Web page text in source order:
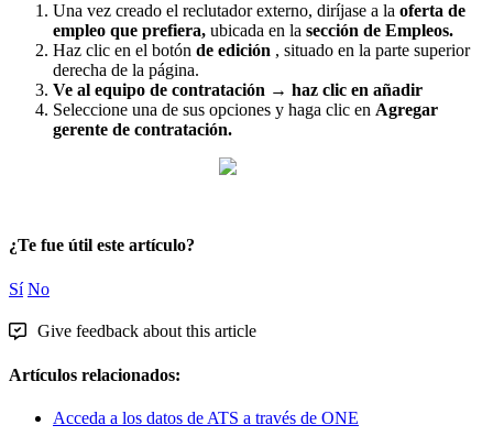
Una vez creado el reclutador externo, diríjase a la oferta de
empleo que prefiera, ubicada en la sección de Empleos.
Haz clic en el botón de edición , situado en la parte superior
derecha de la página.
Ve al equipo de contratación → haz clic en añadir
Seleccione una de sus opciones y haga clic en Agregar
gerente de contratación.
¿Te fue útil este artículo?
Sí No
Give feedback about this article
Artículos relacionados:
Acceda a los datos de ATS a través de ONE